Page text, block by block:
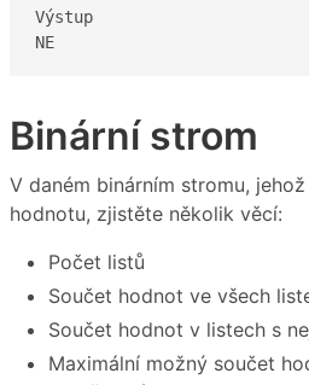
Výstup
NE
Binární strom
V daném binárním stromu,
hodnotu, zjistěte několik věcí:
Počet listů
Součet hodnot ve všech
Součet hodnot v listech s
Maximální možný součet